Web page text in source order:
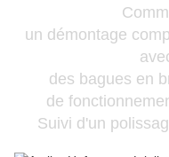
un démontage
des bagues en
de
Suivi d'un